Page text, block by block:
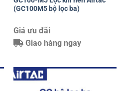
(GC100M5 bộ lọc ba)
Giá ưu đãi
Giao hàng ngay